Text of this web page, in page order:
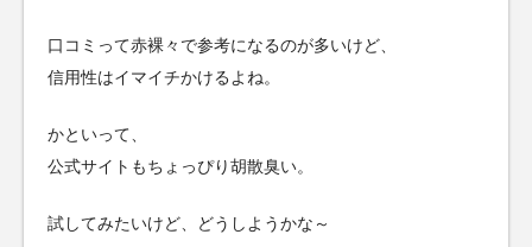
口コミって赤裸々で参考になるのが多いけど、
信用性はイマイチかけるよね。
かといって、
公式サイトもちょっぴり胡散臭い。
試してみたいけど、どうしようかな～